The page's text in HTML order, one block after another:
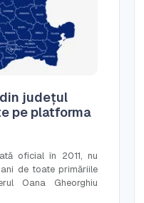
județul
pe platforma
oficial în 2011, nu
de toate primăriile
Oana Gheorghiu